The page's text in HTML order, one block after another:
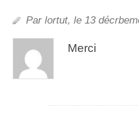
Par lortut, le 13
Mrcei